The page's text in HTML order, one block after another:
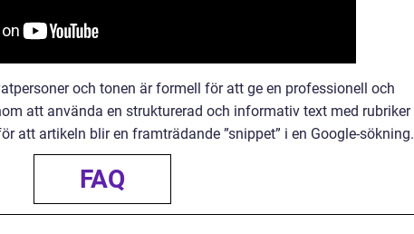
och tonen är formell för att ge en professionell och
att använda en strukturerad och informativ text med rubriker
att artikeln blir en framträdande ”snippet” i en Google-sökning.
FAQ